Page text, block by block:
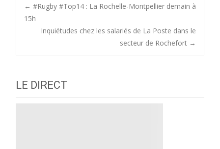
Post
navigation
← #Rugby #Top14 : La Rochelle-Montpellier demain à
15h
Inquiétudes chez les salariés de La Poste dans le
secteur de Rochefort →
LE DIRECT